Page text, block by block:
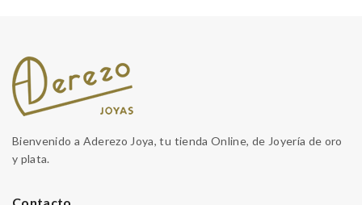
Bienvenido a Aderezo Joya, tu tienda Online, de Joyería de oro
y plata.